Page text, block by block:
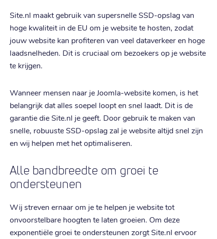
Site.nl maakt gebruik van supersnelle SSD-opslag van
hoge kwaliteit in de EU om je website te hosten, zodat
jouw website kan profiteren van veel dataverkeer en hoge
laadsnelheden. Dit is cruciaal om bezoekers op je website
te krijgen.
Wanneer mensen naar je Joomla-website komen, is het
belangrijk dat alles soepel loopt en snel laadt. Dit is de
garantie die Site.nl je geeft. Door gebruik te maken van
snelle, robuuste SSD-opslag zal je website altijd snel zijn
en wij helpen met het optimaliseren.
Alle bandbreedte om groei te
ondersteunen
Wij streven ernaar om je te helpen je website tot
onvoorstelbare hoogten te laten groeien. Om deze
exponentiële groei te ondersteunen zorgt Site.nl ervoor